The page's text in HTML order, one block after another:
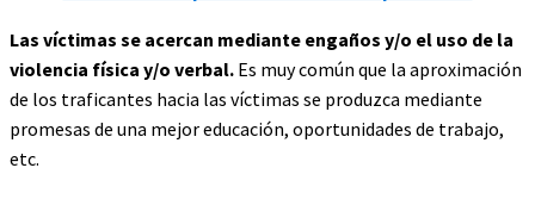
Las víctimas se acercan mediante engaños y/o el uso de la
violencia física y/o verbal. Es muy común que la aproximación
de los traficantes hacia las víctimas se produzca mediante
promesas de una mejor educación, oportunidades de trabajo,
etc.